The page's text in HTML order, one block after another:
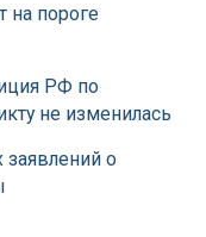
на пороге
РФ по
не изменилась
заявлений о